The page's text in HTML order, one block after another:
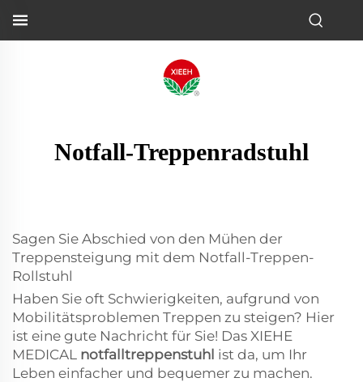
Notfall-Treppenradstuhl
Sagen Sie Abschied von den Mühen der
Treppensteigung mit dem Notfall-Treppen-
Rollstuhl
Haben Sie oft Schwierigkeiten, aufgrund von
Mobilitätsproblemen Treppen zu steigen? Hier
ist eine gute Nachricht für Sie! Das XIEHE
MEDICAL notfalltreppenstuhl ist da, um Ihr
Leben einfacher und bequemer zu machen.